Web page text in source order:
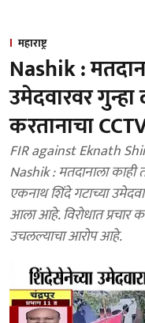
महाराष्ट्र
Nashik :
उमेदवारवर
करतानाचा
FIR against Eknath
Nashik : मतदानाला
एकनाथ शिंदे गटाच्या
आला आहे. विरोधात प्रचार
उचलल्याचा आरोप आहे.